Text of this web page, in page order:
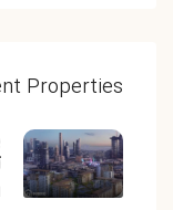
Properties